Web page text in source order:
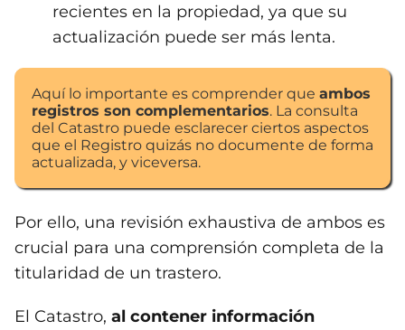
recientes en la propiedad, ya que su
actualización puede ser más lenta.
Aquí lo importante es comprender que ambos
registros son complementarios. La consulta
del Catastro puede esclarecer ciertos aspectos
que el Registro quizás no documente de forma
actualizada, y viceversa.
Por ello, una revisión exhaustiva de ambos es
crucial para una comprensión completa de la
titularidad de un trastero.
El Catastro, al contener información